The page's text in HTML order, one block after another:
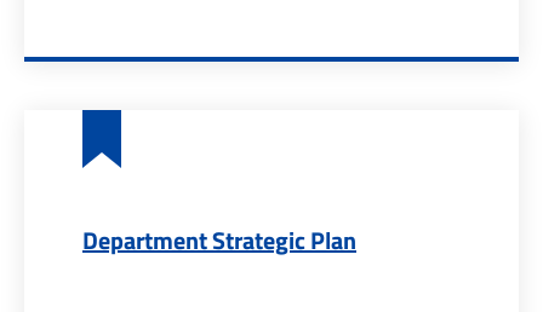
Department Strategic Plan